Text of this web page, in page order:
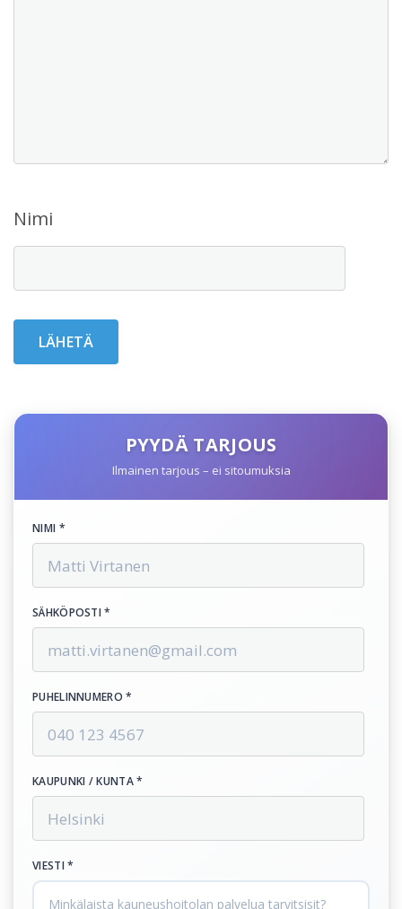
Nimi
PYYDÄ TARJOUS
Ilmainen tarjous – ei sitoumuksia
NIMI *
SÄHKÖPOSTI *
PUHELINNUMERO *
KAUPUNKI / KUNTA *
VIESTI *